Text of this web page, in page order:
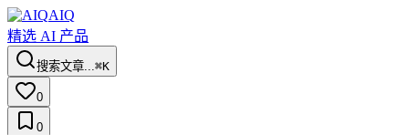
AIQ
精选 AI 产品
搜索文章...⌘K
0
0